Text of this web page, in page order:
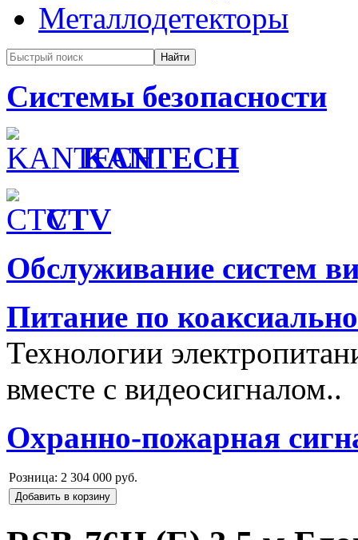
Металлодетекторы
Системы безопасности
KANTECH
CTV
Обслуживание систем
Питание по
Технологии
вместе с видеосигналом..
Охранно-пожарная
Розница: 2 304 000 руб.
Добавить в корзину